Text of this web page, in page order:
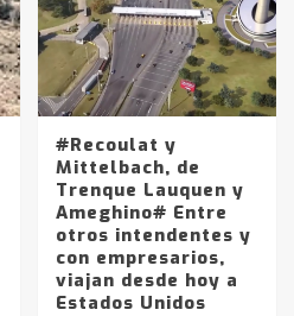
#Recoulat y
Mittelbach, de
Trenque Lauquen y
Ameghino# Entre
otros intendentes y
con empresarios,
viajan desde hoy a
Estados Unidos